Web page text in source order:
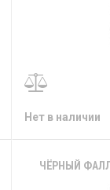
Нет в наличии
ЧЁРНЫЙ